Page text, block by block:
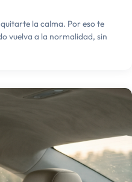
la calma. Por eso te
vuelva a la normalidad, sin